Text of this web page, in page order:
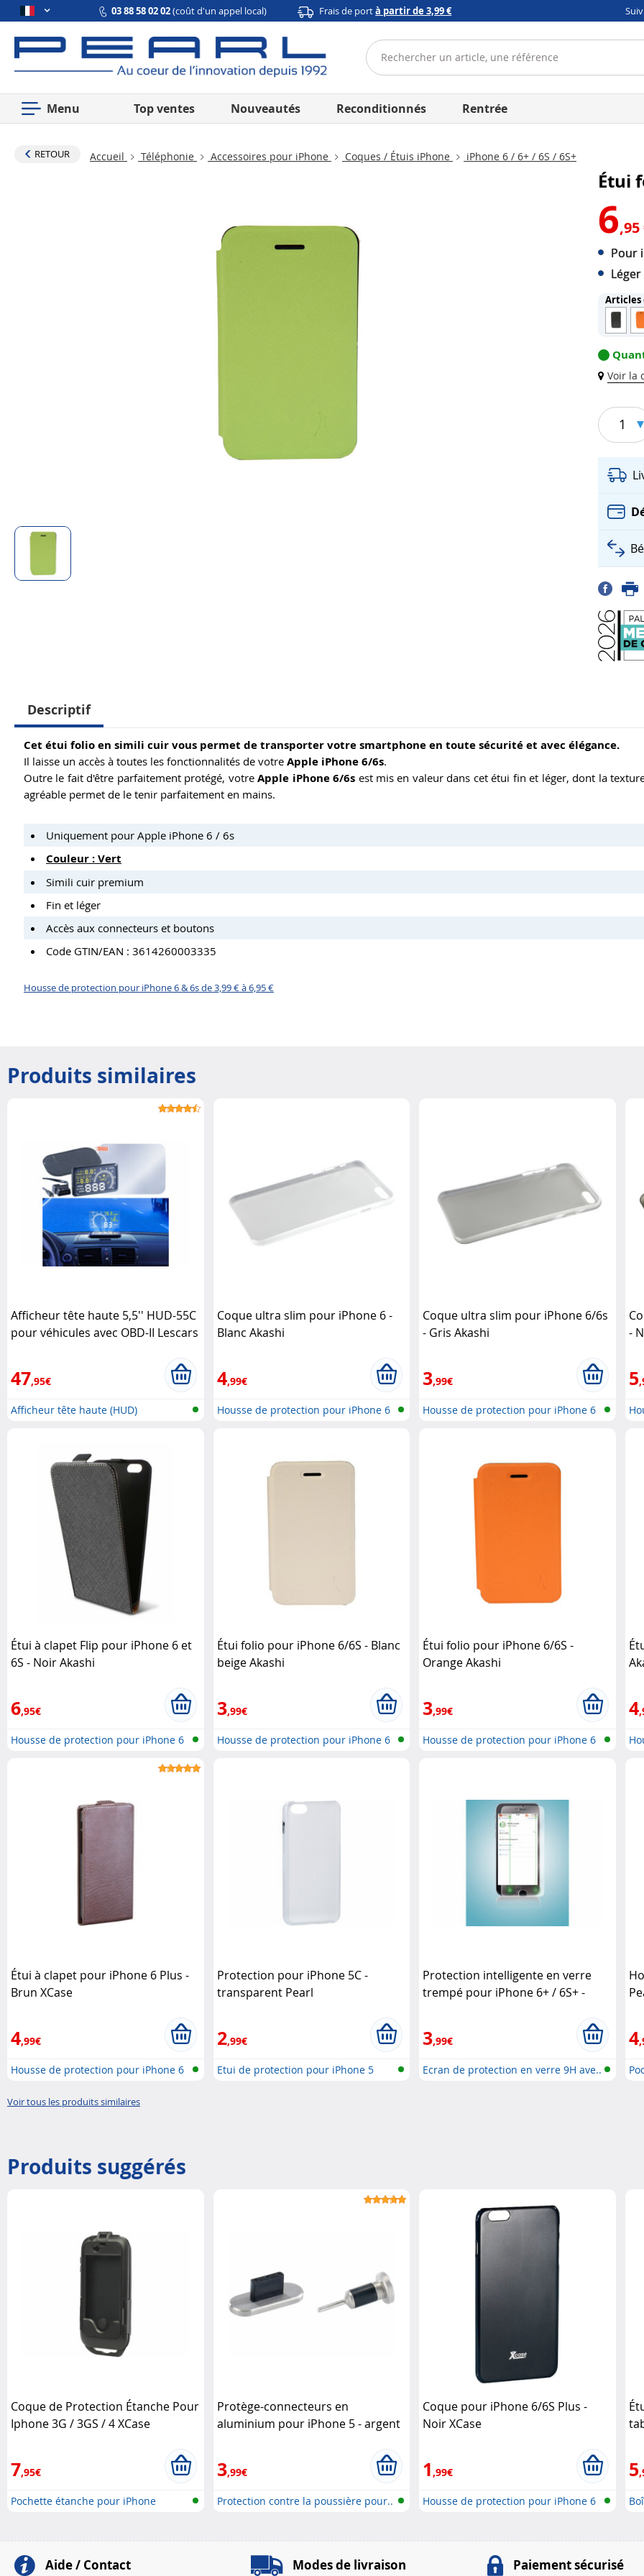
03 88 58 02 02(coût d'un appel local) Frais de portà partir de 3,99 €
Menu Top ventes Nouveautés Reconditionnés Rentrée
RETOUR Accueil Téléphonie Accessoires pour iPhone Coques / Étuis iPhone iPhone 6 / 6+ / 6S / 6S+
Étui
6,95
Pour
Articles
Voir la
1
Descriptif
Cet étui folio en simili cuir vous permet de transporter votre smartphone en toute sécurité et avec élégance.
Il laisse un accès à toutes les fonctionnalités de votre Apple iPhone 6/6s.
Outre le fait d'être parfaitement protégé, votreApple iPhone 6/6s est mis en valeur dans cet étui fin et léger, dont la
agréable permet de le tenir parfaitement en mains.
Uniquement pour Apple iPhone 6 / 6s
Couleur : Vert
Simili cuir premium
Fin et léger
Accès aux connecteurs et boutons
Code GTIN/EAN : 3614260003335
Housse de protection pour iPhone 6 & 6s de 3,99 € à 6,95 €
Produits similaires
Afficheur tête haute 5,5'' HUD-55C
pour véhicules avec OBD-II Lescars
47,95€
Afficheur tête haute (HUD)
Coque ultra slim pour iPhone 6 -
Blanc Akashi
4,99€
Housse de protection pour iPhone 6
Coque ultra slim pour iPhone 6/6s
- Gris Akashi
3,99€
Housse de protection pour iPhone 6
-
5
Étui à clapet Flip pour iPhone 6 et
6S - Noir Akashi
6,95€
Housse de protection pour iPhone 6
Étui folio pour iPhone 6/6S - Blanc
beige Akashi
3,99€
Housse de protection pour iPhone 6
Étui folio pour iPhone 6/6S -
Orange Akashi
3,99€
Housse de protection pour iPhone 6
4
Étui à clapet pour iPhone 6 Plus -
Brun XCase
4,99€
Housse de protection pour iPhone 6
Protection pour iPhone 5C -
transparent Pearl
2,99€
Etui de protection pour iPhone 5
Protection intelligente en verre
trempé pour iPhone 6+ / 6S+ -
3,99€
Ecran de protection en verre 9H ave..
4
Voir tous les produits similaires
Produits suggérés
Coque de Protection Étanche Pour
Iphone 3G / 3GS / 4 XCase
7,95€
Pochette étanche pour iPhone
Protège-connecteurs en
aluminium pour iPhone 5 - argent
3,99€
Protection contre la poussière pour..
Coque pour iPhone 6/6S Plus -
Noir XCase
1,99€
Housse de protection pour iPhone 6
5
Aide / Contact Modes de livraison Paiement sécurisé